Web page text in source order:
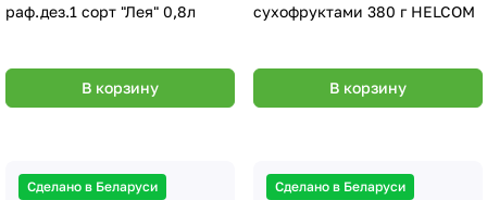
раф.дез.1 сорт "Лея" 0,8л
В корзину
сухофруктами 380 г HELCOM
В корзину
Сделано в Беларуси Сделано в Беларуси